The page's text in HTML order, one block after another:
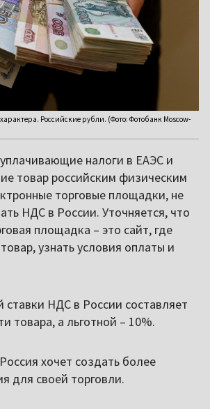
Российские рубли. (Фото: Фотобанк Moscow-
налоги в ЕАЭС и
товар российским физическим
торговые площадки, не
НДС в России. Уточняется, что
площадка – это сайт, где
узнать условия оплаты и
ставки НДС в России составляет
товара, а льготной – 10%.
хочет создать более
для своей торговли.